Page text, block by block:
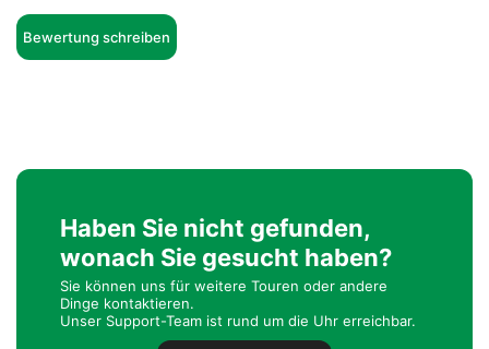
Bewertung schreiben
Haben Sie nicht gefunden,
wonach Sie gesucht haben?
Sie können uns für weitere Touren oder andere
Dinge kontaktieren.
Unser Support-Team ist rund um die Uhr erreichbar.